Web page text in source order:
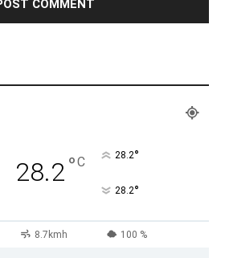
28.2°C 28.2°
28.2°
8.7kmh 100 %